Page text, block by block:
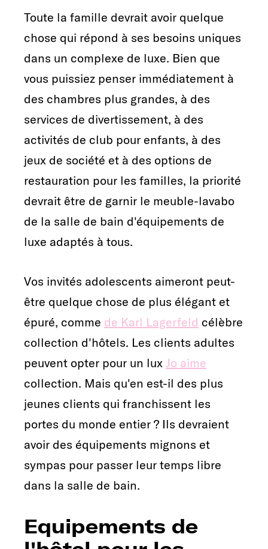
Toute la famille devrait avoir quelque
chose qui répond à ses besoins uniques
dans un complexe de luxe. Bien que
vous puissiez penser immédiatement à
des chambres plus grandes, à des
services de divertissement, à des
activités de club pour enfants, à des
jeux de société et à des options de
restauration pour les familles, la priorité
devrait être de garnir le meuble-lavabo
de la salle de bain d'équipements de
luxe adaptés à tous.
Vos invités adolescents aimeront peut-
être quelque chose de plus élégant et
épuré, comme de Karl Lagerfeld célèbre
collection d'hôtels. Les clients adultes
peuvent opter pour un lux Jo aime
collection. Mais qu'en est-il des plus
jeunes clients qui franchissent les
portes du monde entier ? Ils devraient
avoir des équipements mignons et
sympas pour passer leur temps libre
dans la salle de bain.
Equipements de